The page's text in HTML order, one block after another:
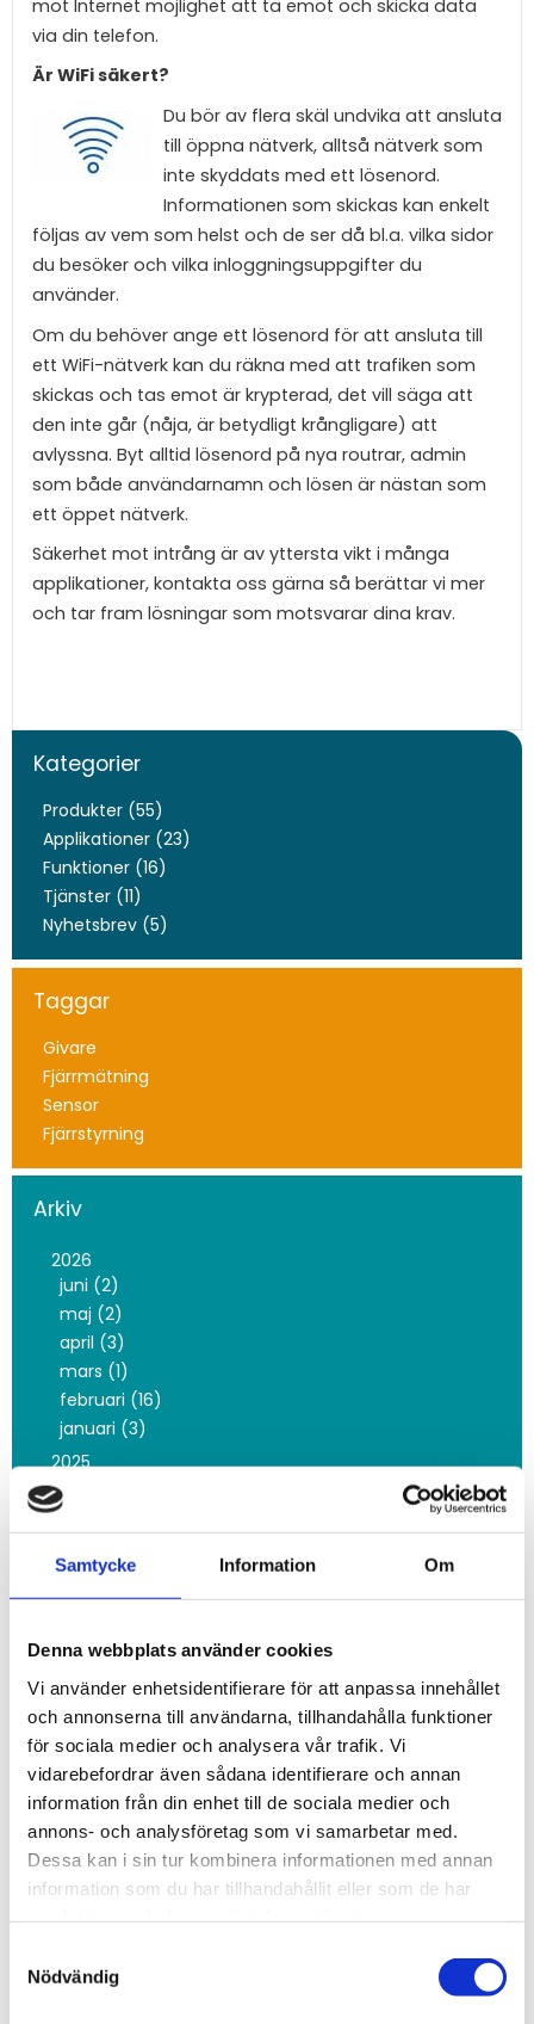
Samtycke Information Om
Denna webbplats använder cookies
Vi använder enhetsidentifierare för att anpassa innehållet
och annonserna till användarna, tillhandahålla funktioner
för sociala medier och analysera vår trafik. Vi
vidarebefordrar även sådana identifierare och annan
information från din enhet till de sociala medier och
annons- och analysföretag som vi samarbetar med.
Dessa kan i sin tur kombinera informationen med annan
information som du har tillhandahållit eller som de har
Nödvändig
mot Internet möjlighet att ta emot och skicka data
via din telefon.
Är WiFi säkert?
Du bör av flera skäl undvika att ansluta
till öppna nätverk, alltså nätverk som
inte skyddats med ett lösenord.
Informationen som skickas kan enkelt
följas av vem som helst och de ser då bl.a. vilka sidor
du besöker och vilka inloggningsuppgifter du
använder.
Om du behöver ange ett lösenord för att ansluta till
ett WiFi-nätverk kan du räkna med att trafiken som
skickas och tas emot är krypterad, det vill säga att
den inte går (nåja, är betydligt krångligare) att
avlyssna. Byt alltid lösenord på nya routrar, admin
som både användarnamn och lösen är nästan som
ett öppet nätverk.
Säkerhet mot intrång är av yttersta vikt i många
applikationer, kontakta oss gärna så berättar vi mer
och tar fram lösningar som motsvarar dina krav.
Kategorier
Produkter (55)
Applikationer (23)
Funktioner (16)
Tjänster (11)
Nyhetsbrev (5)
Taggar
Givare
Fjärrmätning
Sensor
Fjärrstyrning
Arkiv
2026
juni (2)
maj (2)
april (3)
mars (1)
februari (16)
januari (3)
2025
november (3)
oktober (10)
juni (5)
maj (8)
februari (9)
januari (12)
2024
december (5)
november (20)
oktober (8)
september (2)
augusti (1)
juli (1)
maj (2)
februari (1)